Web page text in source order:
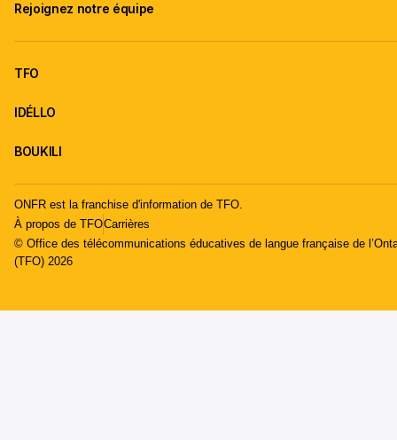
Rejoignez notre équipe
TFO
IDÉLLO
BOUKILI
ONFR est la franchise d'information de TFO.
À propos de TFOCarrières
© Office des télécommunications éducatives de langue française de
(TFO) 2026